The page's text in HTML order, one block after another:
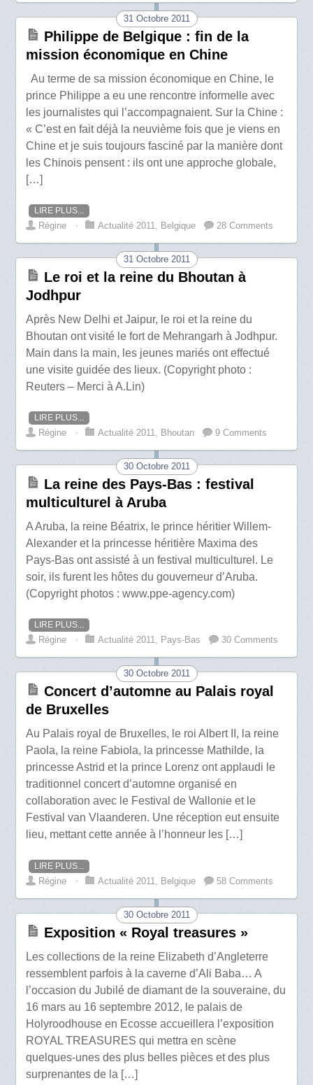
31 Octobre 2011
Philippe de Belgique : fin de la
mission économique en Chine
Au terme de sa mission économique en Chine, le
prince Philippe a eu une rencontre informelle avec
les journalistes qui l’accompagnaient. Sur la Chine :
« C’est en fait déjà la neuvième fois que je viens en
Chine et je suis toujours fasciné par la manière dont
les Chinois pensent : ils ont une approche globale,
[…]
LIRE PLUS...
Régine ⋅ Actualité 2011 Belgique 28 Comments
31 Octobre 2011
Le roi et la reine du Bhoutan à
Jodhpur
Après New Delhi et Jaipur, le roi et la reine du
Bhoutan ont visité le fort de Mehrangarh à Jodhpur.
Main dans la main, les jeunes mariés ont effectué
une visite guidée des lieux. (Copyright photo :
Reuters – Merci à A.Lin)
LIRE PLUS...
Régine ⋅ Actualité 2011, Bhoutan 9 Comments
30 Octobre 2011
La reine des Pays-Bas : festival
multiculturel à Aruba
A Aruba, la reine Béatrix, le prince héritier Willem-
Alexander et la princesse héritière Maxima des
Pays-Bas ont assisté à un festival multiculturel. Le
soir, ils furent les hôtes du gouverneur d’Aruba.
(Copyright photos : www.ppe-agency.com)
LIRE PLUS...
Régine ⋅ Actualité 2011, Pays-Bas 30 Comments
30 Octobre 2011
Concert d’automne au Palais royal
de Bruxelles
Au Palais royal de Bruxelles, le roi Albert II, la reine
Paola, la reine Fabiola, la princesse Mathilde, la
princesse Astrid et la prince Lorenz ont applaudi le
traditionnel concert d’automne organisé en
collaboration avec le Festival de Wallonie et le
Festival van Vlaanderen. Une réception eut ensuite
lieu, mettant cette année à l’honneur les […]
LIRE PLUS...
Régine ⋅ Actualité 2011 Belgique 58 Comments
30 Octobre 2011
Exposition « Royal treasures »
Les collections de la reine Elizabeth d’Angleterre
ressemblent parfois à la caverne d’Ali Baba… A
l’occasion du Jubilé de diamant de la souveraine, du
16 mars au 16 septembre 2012, le palais de
Holyroodhouse en Ecosse accueillera l’exposition
ROYAL TREASURES qui mettra en scène
quelques-unes des plus belles pièces et des plus
surprenantes de la […]